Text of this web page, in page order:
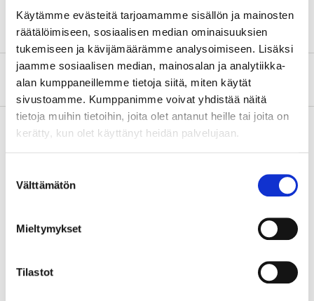
Käytämme evästeitä tarjoamamme sisällön ja mainosten
räätälöimiseen, sosiaalisen median ominaisuuksien
tukemiseen ja kävijämäärämme analysoimiseen. Lisäksi
jaamme sosiaalisen median, mainosalan ja analytiikka-
alan kumppaneillemme tietoja siitä, miten käytät
sivustoamme. Kumppanimme voivat yhdistää näitä
tietoja muihin tietoihin, joita olet antanut heille tai joita on
kerätty, kun olet käyttänyt heidän palvelujaan.
valinta
Välttämätön
Mieltymykset
Tilastot
About the manufacturer
Pay & Collect in your local store within 2 hours!
Other customers also bought